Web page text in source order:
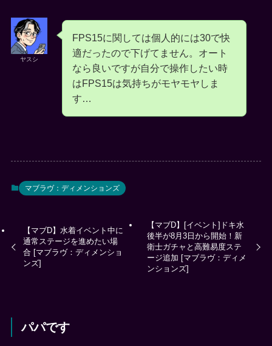
ヤスシ
FPS15に関しては個人的には30で快
適だったので下げてません。オート
なら良いですが自分で操作したい時
はFPS15は気持ちがモヤモヤしま
す…
マブラヴ：ディメンションズ
【マブD】水着イベント中に
通常ステージを進めたい場
合 [マブラヴ：ディメンショ
ンズ]
【マブD】[イベント]ドキ水
後半が8月3日から開始！新
衛士ガチャと高難易度ステ
ージ追加 [マブラヴ：ディメ
ンションズ]
パパです